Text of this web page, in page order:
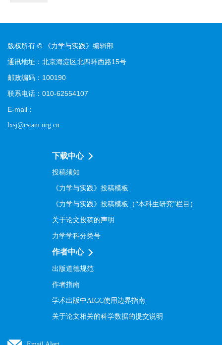
版权所有 © 《力学与实践》编辑部
通讯地址：北京海淀区北四环西路15号
邮政编码：100190
联系电话：010-62554107
E-mail：
lxsj@cstam.org.cn
下载中心
投稿须知
《力学与实践》投稿模板
《力学与实践》投稿模板（“本科生研究”栏目）
关于论文投稿的声明
力学学科分类号
作者中心
出版道德规范
作者指南
学术出版中AIGC使用边界指南
关于论文相关的科学数据的提交说明